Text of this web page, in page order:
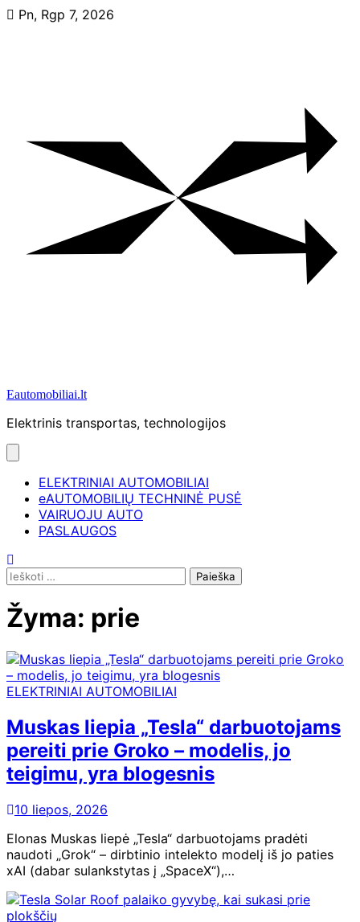
SkipPn, Rgp 7, 2026
Eautomobiliai.lt
Elektrinis transportas, technologijos
ELEKTRINIAI AUTOMOBILIAI
eAUTOMOBILIŲ TECHNINĖ PUSĖ
VAIRUOJU AUTO
PASLAUGOS
Ieškoti:
Žyma: prie
ELEKTRINIAI AUTOMOBILIAI
Muskas liepia „Tesla“ darbuotojams
pereiti prie Groko – modelis, jo
teigimu, yra blogesnis
10 liepos, 2026
Elonas Muskas liepė „Tesla“ darbuotojams pradėti
naudoti „Grok“ – dirbtinio intelekto modelį iš jo paties
xAI (dabar sulankstytas į „SpaceX“),…